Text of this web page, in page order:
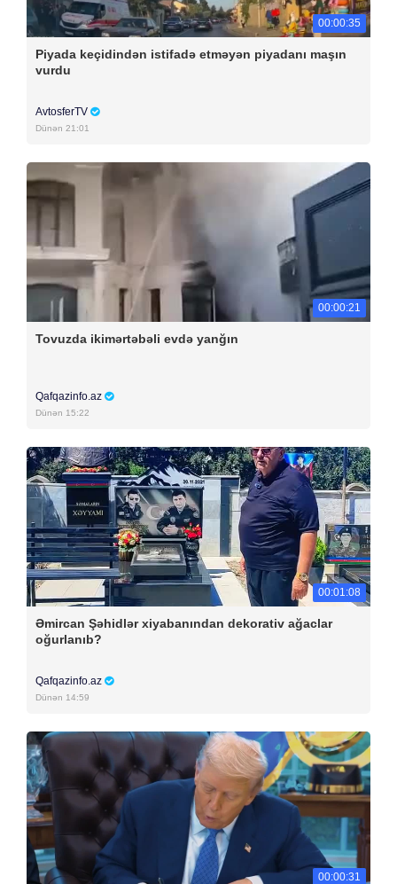
00:00:35
Piyada keçidindən istifadə etməyən piyadanı maşın
vurdu
AvtosferTV
Dünən 21:01
00:00:21
Tovuzda ikimərtəbəli evdə yanğın
Qafqazinfo.az
Dünən 15:22
00:01:08
Əmircan Şəhidlər xiyabanından dekorativ ağaclar
oğurlanıb?
Qafqazinfo.az
Dünən 14:59
00:00:31